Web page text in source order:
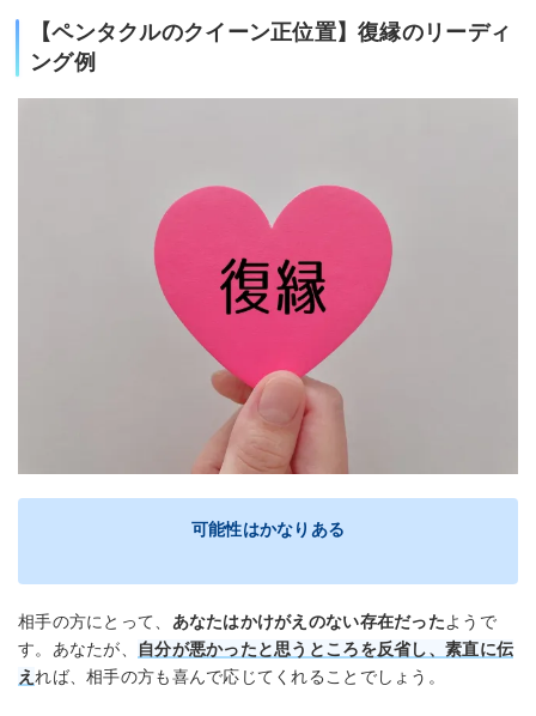
【ペンタクルのクイーン正位置】復縁のリーディ
ング例
可能性はかなりある
相手の方にとって、 あなたはかけがえのない存在だったようで
す。あなたが、
自分が悪かったと思うところを反省し、素直に伝
えれば、相手の方も喜んで応じてくれることでしょう。